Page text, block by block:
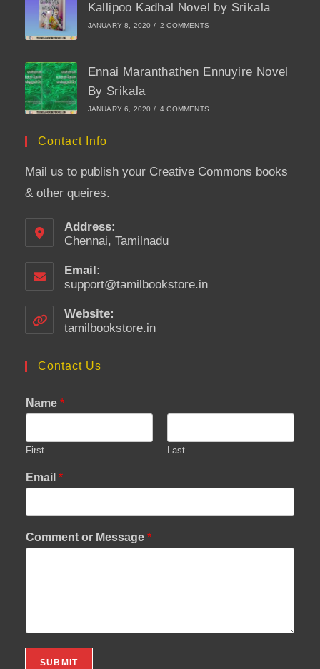
Kallipoo Kadhal Novel by Srikala
JANUARY 8, 2020 / 2 COMMENTS
Ennai Maranthathen Ennuyire Novel
By Srikala
JANUARY 6, 2020 / 4 COMMENTS
Contact Info
Mail us to publish your Creative Commons books
& other queires.
Address:
Chennai, Tamilnadu
Email:
support@tamilbookstore.inOpens
Website:
tamilbookstore.in
Contact Us
Name *
First Last
Email *
Comment or Message *
SUBMIT